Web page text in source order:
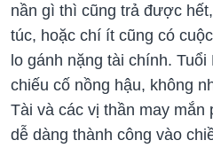
nần gì thì cũng trả được
túc, hoặc chí ít cũng có
lo gánh nặng tài chính. Tuổi
chiếu cố nồng hậu, không
Tài và các vị thần may
dễ dàng thành công vào